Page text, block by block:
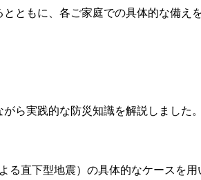
ともに、各ご家庭での具体的な備え
ら実践的な防災知識を解説しました。
直下型地震）の具体的なケースを用